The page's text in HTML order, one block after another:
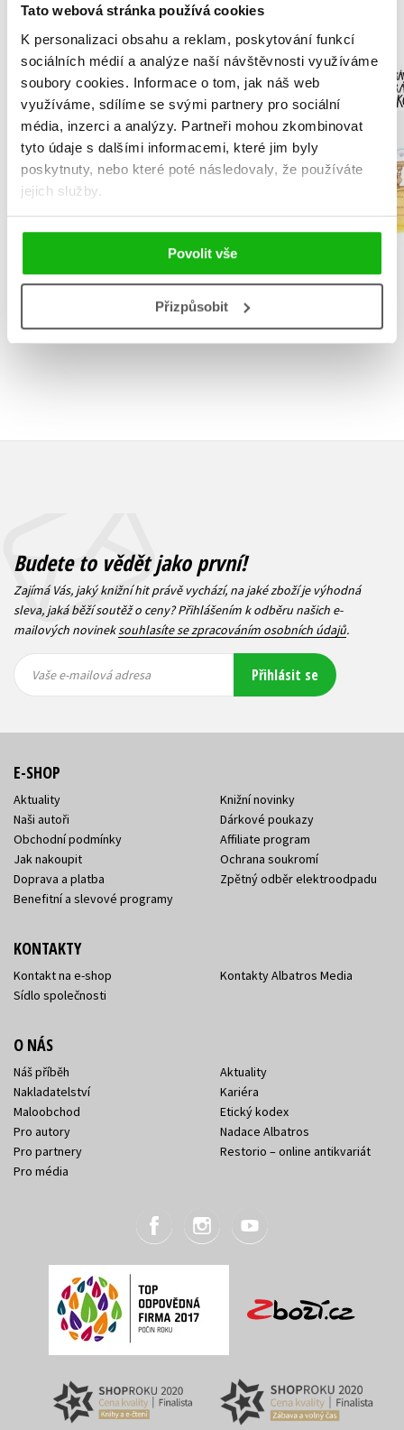
Tato webová stránka používá cookies
K personalizaci obsahu a reklam, poskytování funkcí
sociálních médií a analýze naší návštěvnosti využíváme
soubory cookies. Informace o tom, jak náš web
využíváme, sdílíme se svými partnery pro sociální
média, inzerci a analýzy. Partneři mohou zkombinovat
tyto údaje s dalšími informacemi, které jim byly
poskytnuty, nebo které poté následovaly, že používáte
jejich služby.
Povolit vše
Přizpůsobit
NARNIE – komplet
1.-7.díl – box
C. S. Lewis
Do košíku
vyprávění
piráta
Václav
Do
Budete to vědět jako první!
Zajímá Vás, jaký knižní hit právě vychází, na jaké zboží je výhodná
sleva, jaká běží soutěž o ceny? Přihlášením k odběru našich e-
mailových novineksouhlasíte se zpracováním osobních údajů.
mailová
mailová
Vaše e-mailová adresa Přihlásit se
E-SHOP
Aktuality
Naši autoři
Obchodní podmínky
Jak nakoupit
Doprava a platba
Benefitní a slevové programy
Knižní novinky
Dárkové poukazy
Affiliate program
Ochrana soukromí
Zpětný odběr elektroodpadu
KONTAKTY
Kontakt na e-shop
Sídlo společnosti
Kontakty Albatros Media
O NÁS
Náš příběh
Nakladatelství
Maloobchod
Pro autory
Pro partnery
Pro média
Aktuality
Kariéra
Etický kodex
Nadace Albatros
Restorio – online antikvariát